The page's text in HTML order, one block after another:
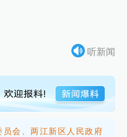
听新闻
会、两江新区人民政府